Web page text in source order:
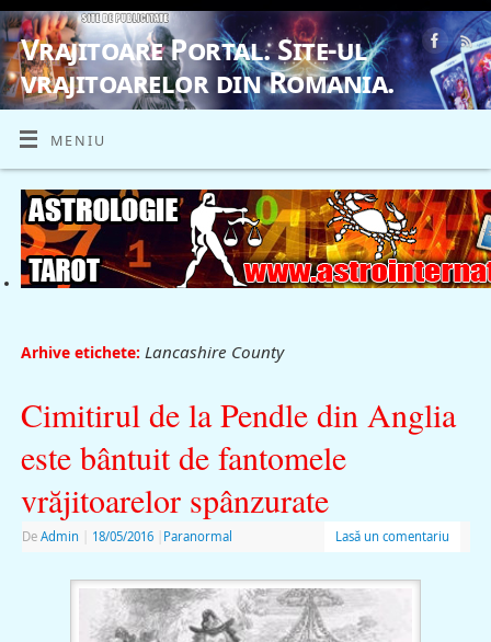
Vrajitoare Portal. Site-ul
vrajitoarelor din Romania.
VRAJITOARE, VRAJITOARELE, VRAJITOARE
MENIU
Arhive etichete: Lancashire County
Cimitirul de la Pendle din Anglia
este bântuit de fantomele
vrăjitoarelor spânzurate
De Admin 18/05/2016 Paranormal Lasă un comentariu